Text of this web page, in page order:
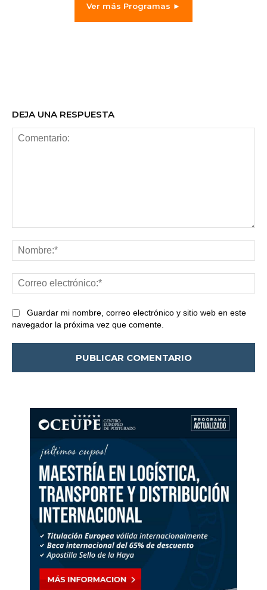
Ver más Programas ►
DEJA UNA RESPUESTA
Guardar mi nombre, correo electrónico y sitio web en este
navegador la próxima vez que comente.